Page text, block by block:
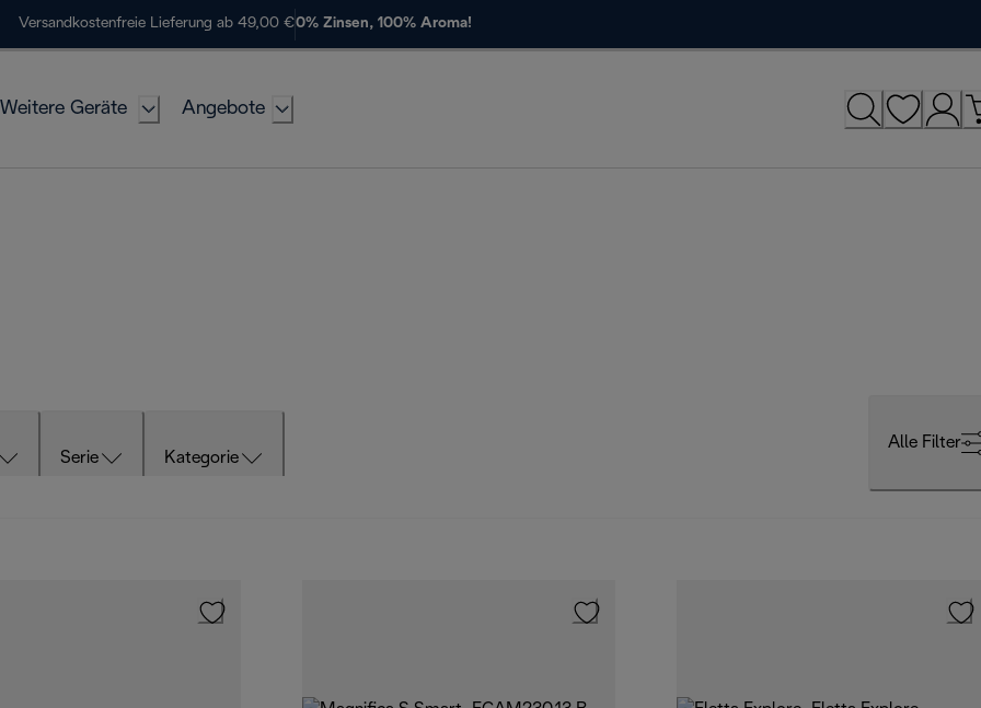
Versandkostenfreie Lieferung ab 49,00 €0% Zinsen, 100% Aroma!
Weitere Geräte Angebote
Serie Kategorie
Alle Filter